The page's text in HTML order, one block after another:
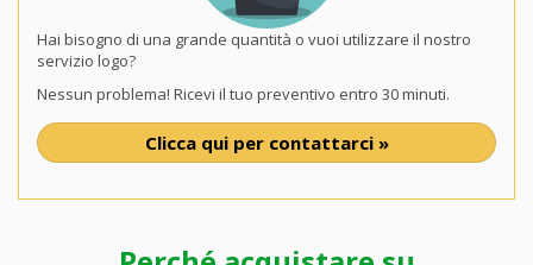
Hai bisogno di una grande quantità o vuoi utilizzare il nostro
servizio logo?
Nessun problema! Ricevi il tuo preventivo entro 30 minuti.
Clicca qui per contattarci »